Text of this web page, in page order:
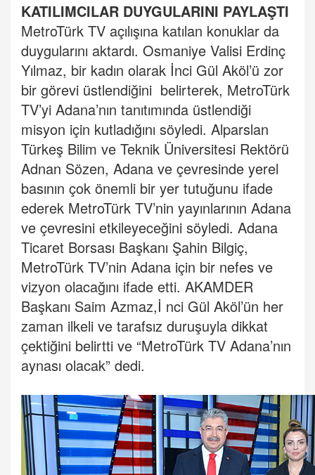
KATILIMCILAR DUYGULARINI PAYLAŞTI
MetroTürk TV açılışına katılan konuklar da
duygularını aktardı. Osmaniye Valisi Erdinç
Yılmaz, bir kadın olarak İnci Gül Aköl’ü zor
bir görevi üstlendiğini belirterek, MetroTürk
TV’yi Adana’nın tanıtımında üstlendiği
misyon için kutladığını söyledi. Alparslan
Türkeş Bilim ve Teknik Üniversitesi Rektörü
Adnan Sözen, Adana ve çevresinde yerel
basının çok önemli bir yer tutuğunu ifade
ederek MetroTürk TV’nin yayınlarının Adana
ve çevresini etkileyeceğini söyledi. Adana
Ticaret Borsası Başkanı Şahin Bilgiç,
MetroTürk TV’nin Adana için bir nefes ve
vizyon olacağını ifade etti. AKAMDER
Başkanı Saim Azmaz,İ nci Gül Aköl’ün her
zaman ilkeli ve tarafsız duruşuyla dikkat
çektiğini belirtti ve “MetroTürk TV Adana’nın
aynası olacak” dedi.